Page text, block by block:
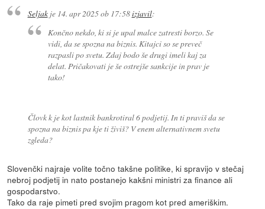
Seljakje 14. apr 2025 ob 17:58izjavil:
Končno nekdo, ki si je upal malce zatresti borzo. Se
vidi, da se spozna na biznis. Kitajci so se preveč
razpasli po svetu. Zdaj bodo še drugi imeli kaj za
delat. Pričakovati je še ostrejše sankcije in prav je
tako!
Človk k je kot lastnik bankrotiral 6 podjetij. In ti praviš da se
spozna na biznis pa kje ti živiš? V enem alternativnem svetu
zgleda?
Slovenčki najraje volite točno takšne politike, ki spravijo v stečaj
nebroj podjetij in nato postanejo kakšni ministri za finance ali
gospodarstvo.
Tako da raje pimeti pred svojim pragom kot pred ameriškim.